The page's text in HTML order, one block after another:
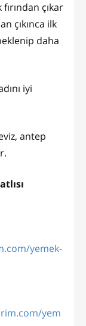
çıkar
çıkınca ilk
daha
iyi
antep
yemek-
yem